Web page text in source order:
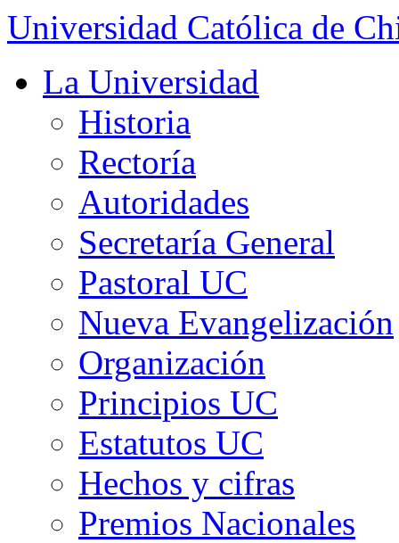
Universidad Católica de
La Universidad
Historia
Rectoría
Autoridades
Secretaría General
Pastoral UC
Nueva Evangelización
Organización
Principios UC
Estatutos UC
Hechos y cifras
Premios Nacionales